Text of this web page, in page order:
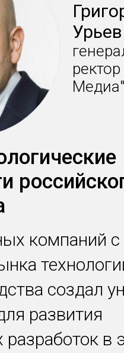
Урь­ев
Ме­диа"
компаний с
создал
развития
разработок в